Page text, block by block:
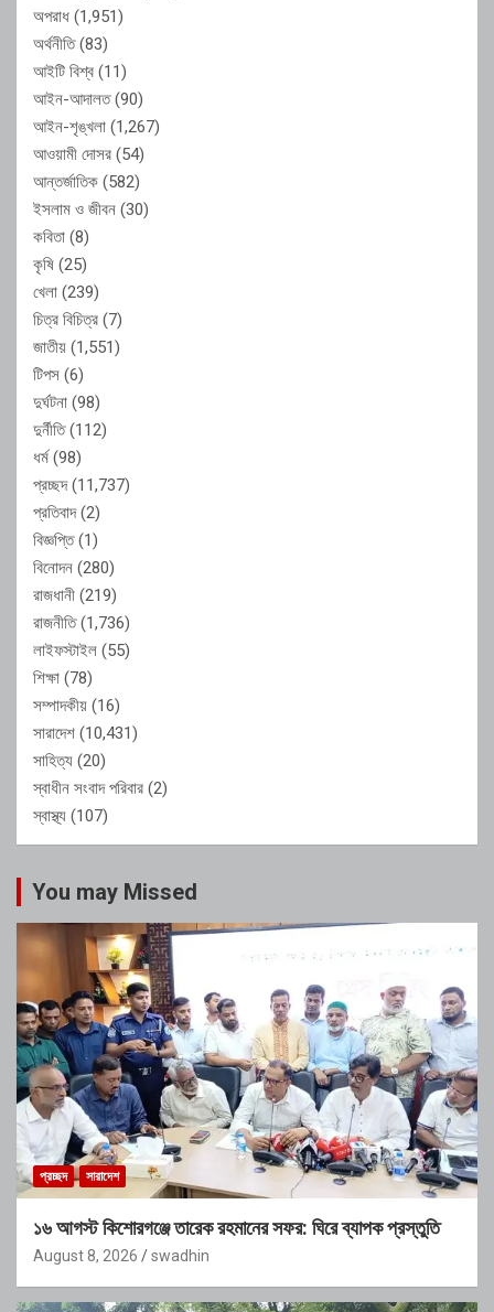
অপরাধ (1,951)
অর্থনীতি(83)
আইটি বিশ্ব (11)
আইন-আদালত(90)
আইন-শৃঙ্খলা (1,267)
আওয়ামী দোসর (54)
আন্তর্জাতিক (582)
ইসলাম ও জীবন (30)
কবিতা (8)
কৃষি (25)
খেলা (239)
চিত্র বিচিত্র (7)
জাতীয় (1,551)
টিপস (6)
দুর্ঘটনা (98)
দুর্নীতি(112)
ধর্ম(98)
প্রচ্ছদ(11,737)
প্রতিবাদ(2)
বিজ্ঞপ্তি(1)
বিনোদন (280)
রাজধানী (219)
রাজনীতি(1,736)
লাইফস্টাইল (55)
শিক্ষা (78)
সম্পাদকীয় (16)
সারাদেশ (10,431)
সাহিত্য (20)
স্বাধীন সংবাদ পরিবার (2)
স্বাস্থ্য (107)
You may Missed
প্রচ্ছদ সারাদেশ
১৬ আগস্ট কিশোরগঞ্জে তারেক রহমানের সফর: ঘিরে ব্যাপক প্রস্তুতি
August 8, 2026 swadhin